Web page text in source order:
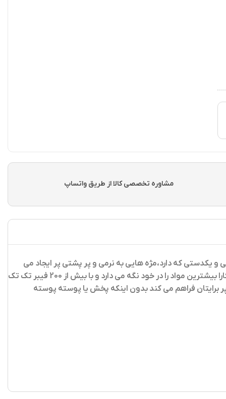
مشاوره تخصصی کالا از طریق واتساپ
و یکدستی که دارد،مژه هایی به نرمی و پر پشتی پر ایجاد می
کند،این ریمل حاوی روغن کرچک می باشد و از خرد و پوسته پوسته شدن ریمل روی مژه ها جلوگیری می کند،براش نرم و موج دار این ماسکارا بیشترین مواد را در خود نگه می دارد و با بیش از 200 فیبر تک تک
برایتان فراهم می کند بدون اینکه پخش یا پوسته پوسته